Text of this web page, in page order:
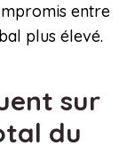
entre
plus élevé.
sur
du